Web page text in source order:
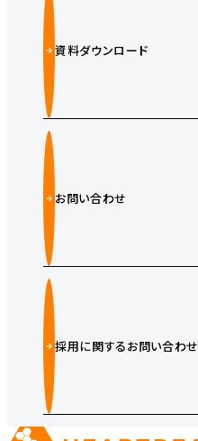
資料ダウンロード
お問い合わせ
採用に関するお問い合わせ